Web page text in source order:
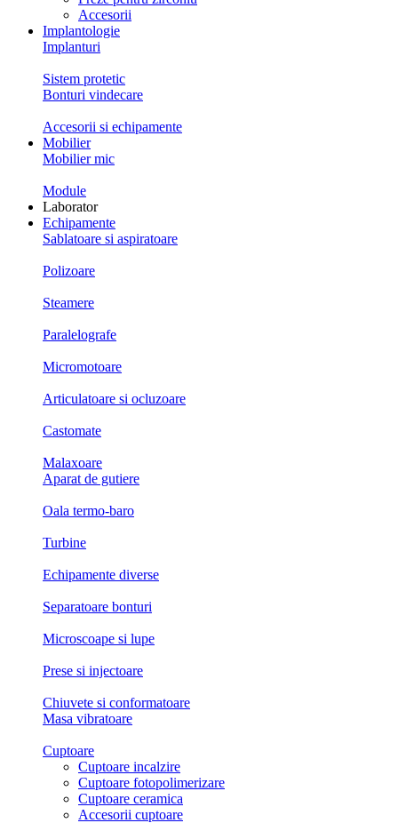
Accesorii
Implantologie
Implanturi
Sistem protetic
Bonturi vindecare
Accesorii si echipamente
Mobilier
Mobilier mic
Module
Laborator
Echipamente
Sablatoare si aspiratoare
Polizoare
Steamere
Paralelografe
Micromotoare
Articulatoare si ocluzoare
Castomate
Malaxoare
Aparat de gutiere
Oala termo-baro
Turbine
Echipamente diverse
Separatoare bonturi
Microscoape si lupe
Prese si injectoare
Chiuvete si conformatoare
Masa vibratoare
Cuptoare
Cuptoare incalzire
Cuptoare fotopolimerizare
Cuptoare ceramica
Accesorii cuptoare